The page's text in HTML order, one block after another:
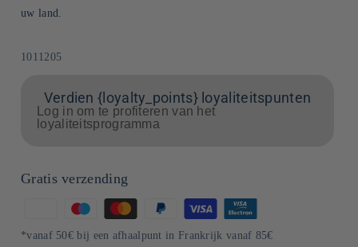
uw land.
SKU:
1011205
Verdien {loyalty_points} loyaliteitspunten
Log in om te profiteren van het
loyaliteitsprogramma
Gratis verzending
Betaalmethoden
*vanaf 50€ bij een afhaalpunt in Frankrijk vanaf 85€